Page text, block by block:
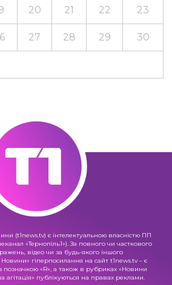
20 21 22 23
27 28 29 30
(t1news.tv) є інтелектуальною власністю ПП
«Тернопіль1»). За повного чи часткового
відео чи за будь-якого іншого
гіперпосилання на сайт t1news.tv – є
позначкою «R», а також в рубриках «Новини
агітація» публікуються на правах реклами.